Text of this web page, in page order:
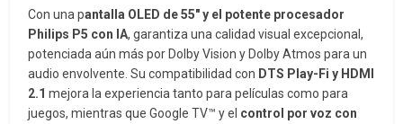
Con una pantalla OLED de 55″ y el potente procesador
Philips P5 con IA, garantiza una calidad visual excepcional,
potenciada aún más por Dolby Vision y Dolby Atmos para un
audio envolvente. Su compatibilidad con DTS Play-Fi y HDMI
2.1 mejora la experiencia tanto para películas como para
juegos, mientras que Google TV™ y el control por voz con